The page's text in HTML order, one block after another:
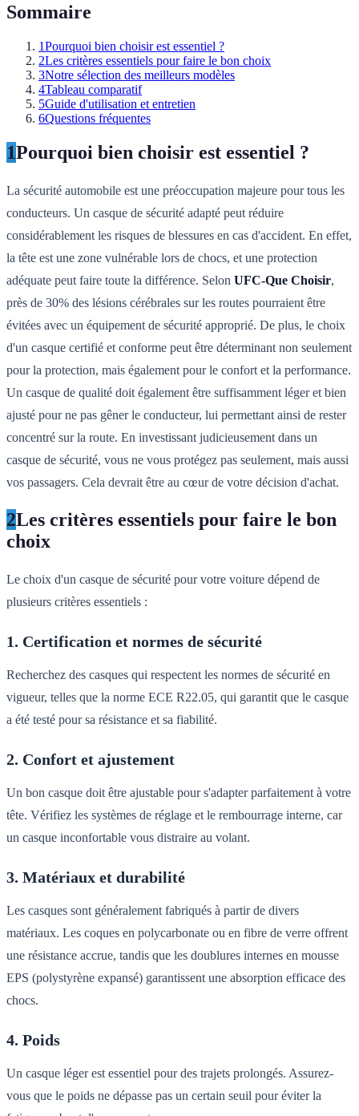
Sommaire
1Pourquoi bien choisir est essentiel ?
2Les critères essentiels pour faire le bon choix
3Notre sélection des meilleurs modèles
4Tableau comparatif
5Guide d'utilisation et entretien
6Questions fréquentes
1Pourquoi bien choisir est essentiel ?
La sécurité automobile est une préoccupation majeure pour tous les
conducteurs. Un casque de sécurité adapté peut réduire
considérablement les risques de blessures en cas d'accident. En effet,
la tête est une zone vulnérable lors de chocs, et une protection
adéquate peut faire toute la différence. Selon UFC-Que Choisir,
près de 30% des lésions cérébrales sur les routes pourraient être
évitées avec un équipement de sécurité approprié. De plus, le choix
d'un casque certifié et conforme peut être déterminant non seulement
pour la protection, mais également pour le confort et la performance.
Un casque de qualité doit également être suffisamment léger et bien
ajusté pour ne pas gêner le conducteur, lui permettant ainsi de rester
concentré sur la route. En investissant judicieusement dans un
casque de sécurité, vous ne vous protégez pas seulement, mais aussi
vos passagers. Cela devrait être au cœur de votre décision d'achat.
2Les critères essentiels pour faire le bon
choix
Le choix d'un casque de sécurité pour votre voiture dépend de
plusieurs critères essentiels :
1. Certification et normes de sécurité
Recherchez des casques qui respectent les normes de sécurité en
vigueur, telles que la norme ECE R22.05, qui garantit que le casque
a été testé pour sa résistance et sa fiabilité.
2. Confort et ajustement
Un bon casque doit être ajustable pour s'adapter parfaitement à votre
tête. Vérifiez les systèmes de réglage et le rembourrage interne, car
un casque inconfortable vous distraire au volant.
3. Matériaux et durabilité
Les casques sont généralement fabriqués à partir de divers
matériaux. Les coques en polycarbonate ou en fibre de verre offrent
une résistance accrue, tandis que les doublures internes en mousse
EPS (polystyrène expansé) garantissent une absorption efficace des
chocs.
4. Poids
Un casque léger est essentiel pour des trajets prolongés. Assurez-
vous que le poids ne dépasse pas un certain seuil pour éviter la